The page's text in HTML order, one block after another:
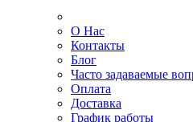
О Нас
Контакты
Блог
Часто задаваемые
Оплата
Доставка
График работы